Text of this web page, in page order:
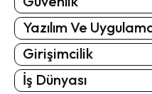
Yazılım Ve
Girişimcilik
İş Dünyası